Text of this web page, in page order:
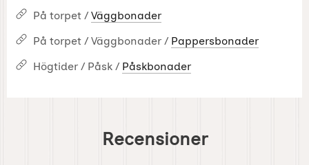
På torpet / Väggbonader
På torpet / Väggbonader / Pappersbonader
Högtider / Påsk / Påskbonader
Recensioner